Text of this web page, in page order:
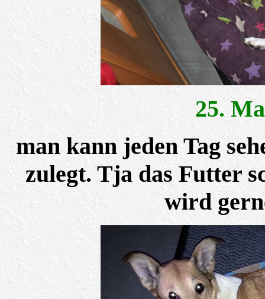
25.
man kann jeden Tag
zulegt. Tja das Futter
wird